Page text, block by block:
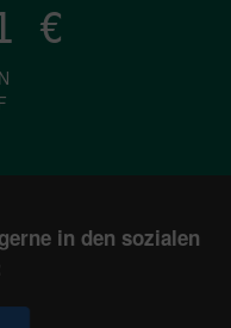
€
in den sozialen